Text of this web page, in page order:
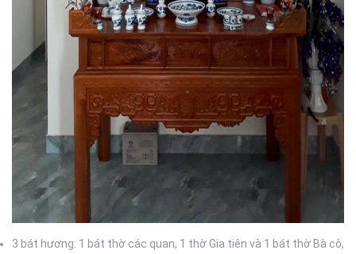
3 bát hương: 1 bát thờ các quan, 1 thờ Gia tiên và 1 bát thờ Bà cô,